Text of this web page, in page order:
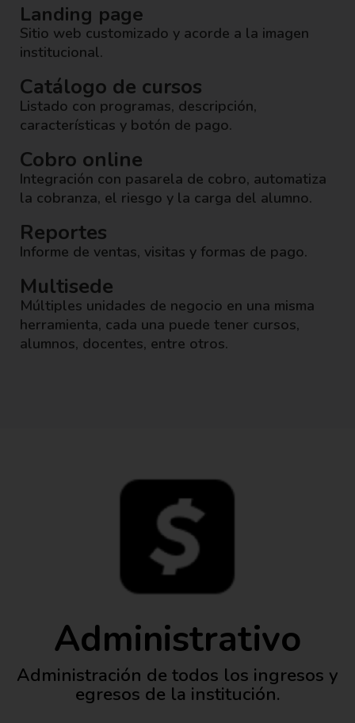
Landing page
Sitio web customizado y acorde a la imagen
institucional.
Catálogo de cursos
Listado con programas, descripción,
características y botón de pago.
Cobro online
Integración con pasarela de cobro, automatiza
la cobranza, el riesgo y la carga del alumno.
Reportes
Informe de ventas, visitas y formas de pago.
Multisede
Múltiples unidades de negocio en una misma
herramienta, cada una puede tener cursos,
alumnos, docentes, entre otros.
Administrativo
Administración de todos los ingresos y
egresos de la institución.